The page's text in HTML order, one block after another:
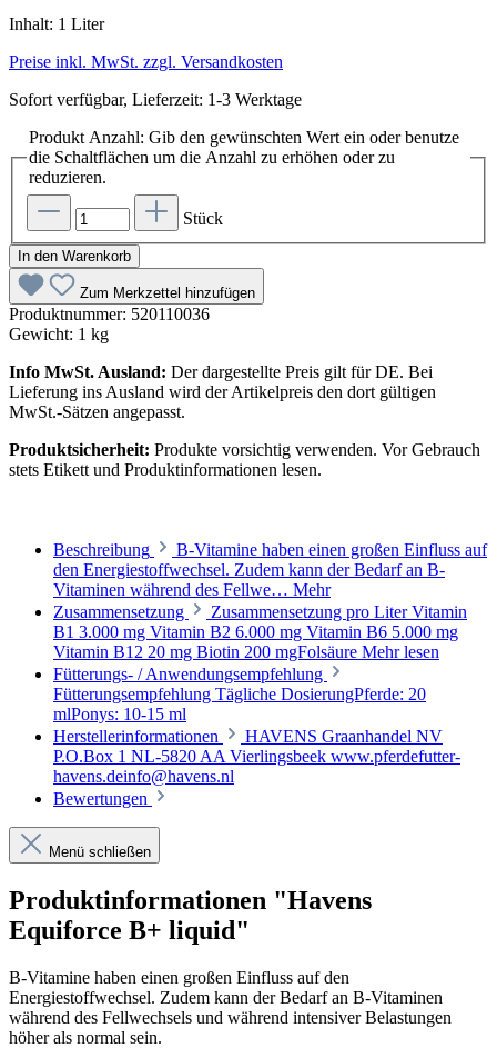
Inhalt: 1 Liter
Preise inkl. MwSt. zzgl. Versandkosten
Sofort verfügbar, Lieferzeit: 1-3 Werktage
Produkt Anzahl: Gib den gewünschten Wert ein oder benutze
die Schaltflächen um die Anzahl zu erhöhen oder zu
reduzieren.
Stück
In den Warenkorb
Zum Merkzettel hinzufügen
Produktnummer: 520110036
Gewicht: 1 kg
Info MwSt. Ausland: Der dargestellte Preis gilt für DE. Bei
Lieferung ins Ausland wird der Artikelpreis den dort gültigen
MwSt.-Sätzen angepasst.
Produktsicherheit: Produkte vorsichtig verwenden. Vor Gebrauch
stets Etikett und Produktinformationen lesen.
Beschreibung
B-Vitamine haben einen großen Einfluss auf
den Energiestoffwechsel. Zudem kann der Bedarf an B-
Vitaminen während des Fellwe… Mehr
Zusammensetzung
Zusammensetzung pro Liter Vitamin
B1 3.000 mg Vitamin B2 6.000 mg Vitamin B6 5.000 mg
Vitamin B12 20 mg Biotin 200 mgFolsäure Mehr lesen
Fütterungs- / Anwendungsempfehlung
Fütterungsempfehlung Tägliche DosierungPferde: 20
mlPonys: 10-15 ml
Herstellerinformationen
HAVENS Graanhandel NV
P.O.Box 1 NL-5820 AA Vierlingsbeek www.pferdefutter-
havens.deinfo@havens.nl
Bewertungen
Menü schließen
Produktinformationen "Havens
Equiforce B+ liquid"
B-Vitamine haben einen großen Einfluss auf den
Energiestoffwechsel. Zudem kann der Bedarf an B-Vitaminen
während des Fellwechsels und während intensiver Belastungen
höher als normal sein.